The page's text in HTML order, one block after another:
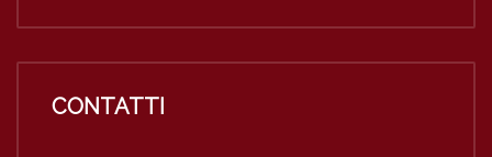
CONTATTI